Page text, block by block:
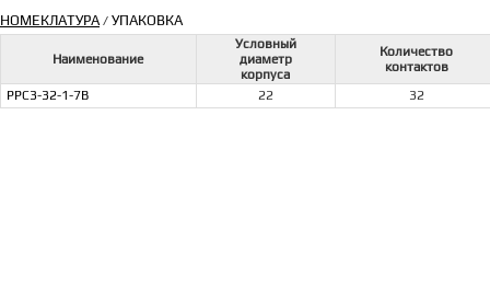
НОМЕКЛАТУРА/ УПАКОВКА
Наименование
Условный
диаметр
корпуса
Количество
контактов
РРС3-32-1-7В
22 32